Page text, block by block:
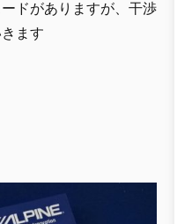
ドがありますが、干渉
ます